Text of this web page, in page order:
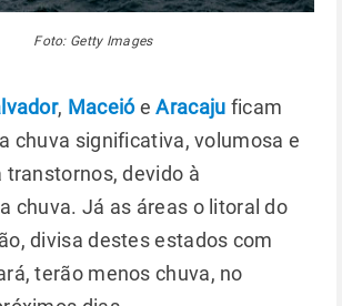
Foto: Getty Images
, MaceióeAracaju ficam
chuva significativa, volumosa e
transtornos, devido à
chuva. Já as áreas o litoral do
divisa destes estados com
terão menos chuva, no